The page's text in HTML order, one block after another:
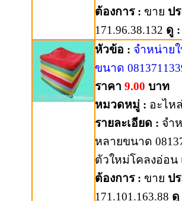
ต้องการ : ขาย ป
171.96.38.132 ดู :
หัวข้อ : จำหน่าย
ขนาด
ราคา9.00 บาท
หมวดหมู่ : อะไห
รายละเอียด : จำ
หลายขนาด
ตัวใหม่โคลงอ่อน
ต้องการ : ขาย ป
171.101.163.88 ดู